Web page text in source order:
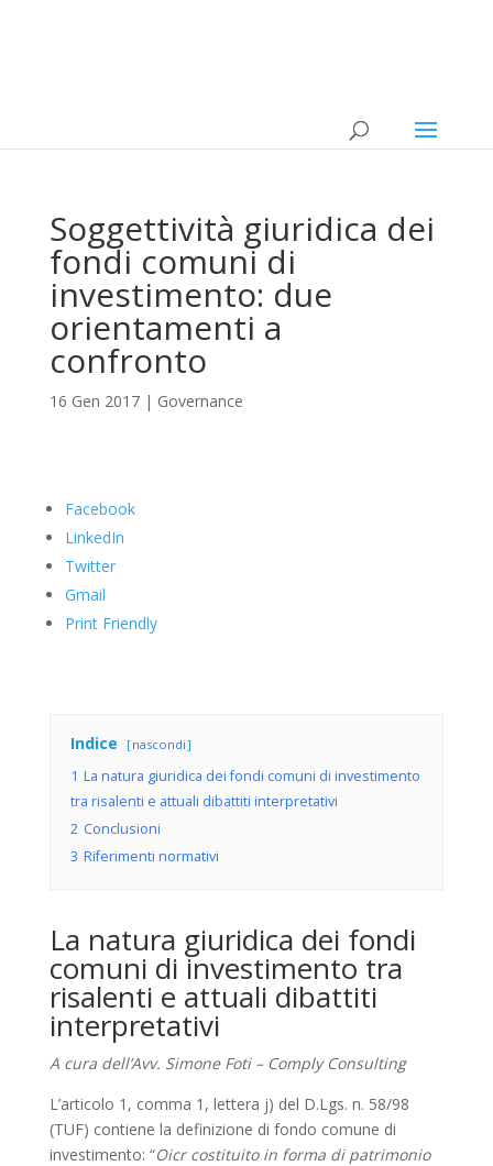
Soggettività giuridica dei
fondi comuni di
investimento: due
orientamenti a
confronto
16 Gen 2017| Governance
Facebook
LinkedIn
Twitter
Gmail
Print Friendly
Indice nascondi
1 La natura giuridica dei fondi comuni di investimento
tra risalenti e attuali dibattiti interpretativi
2 Conclusioni
3 Riferimenti normativi
La natura giuridica dei fondi
comuni di investimento tra
risalenti e attuali dibattiti
interpretativi
A cura dell’Avv. Simone Foti – Comply Consulting
L’articolo 1, comma 1, lettera j) del D.Lgs. n. 58/98
(TUF) contiene la definizione di fondo comune di
investimento: “Oicr costituito in forma di patrimonio